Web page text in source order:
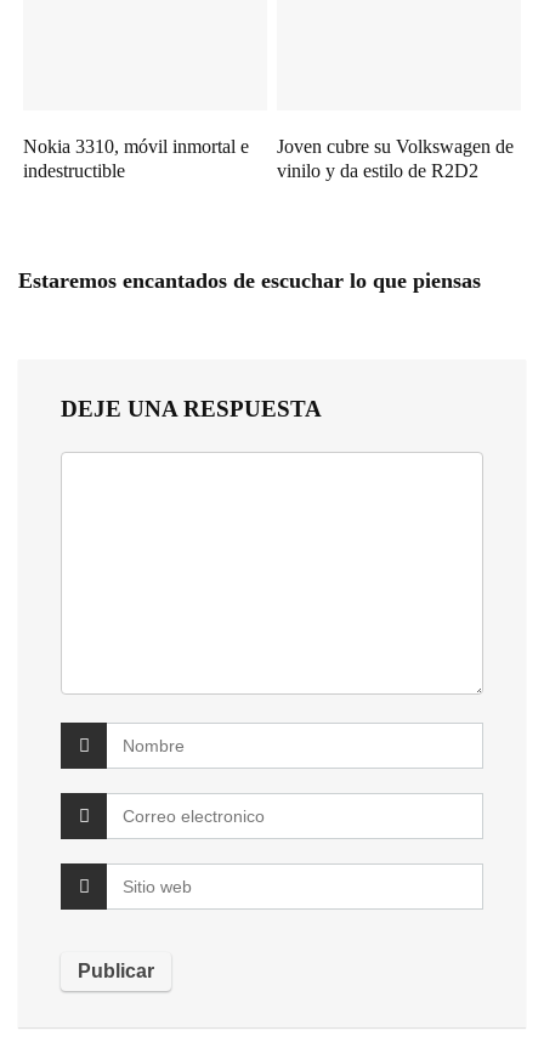
Nokia 3310, móvil inmortal e
indestructible
Joven cubre su Volkswagen de
vinilo y da estilo de R2D2
Estaremos encantados de escuchar lo que piensas
DEJE UNA RESPUESTA